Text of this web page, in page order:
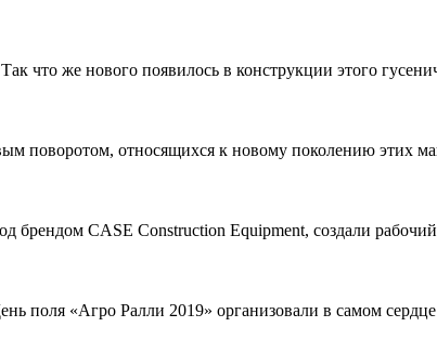
же нового появилось в конструкции этого
поворотом, относящихся к новому поколению этих
CASE Construction Equipment, создали
поля «Агро Ралли 2019» организовали в самом